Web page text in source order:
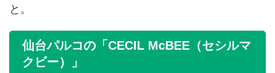
と。
仙台パルコの「CECIL McBEE（セシルマ
クビー）」